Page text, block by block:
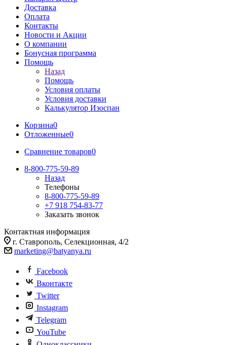
Доставка
Оплата
Контакты
Новости и Акции
О компании
Бонусная программа
Помощь
Назад
Помощь
Условия оплаты
Условия доставки
Калькулятор Изоспан
Корзина0
Отложенные0
Сравнение товаров0
8-800-775-59-89
Назад
Телефоны
8-800-775-59-89
+7 918 754-83-77
Заказать звонок
Контактная информация
г. Ставрополь, Селекционная, 4/2
marketing@batyanya.ru
Facebook
Вконтакте
Twitter
Instagram
Telegram
YouTube